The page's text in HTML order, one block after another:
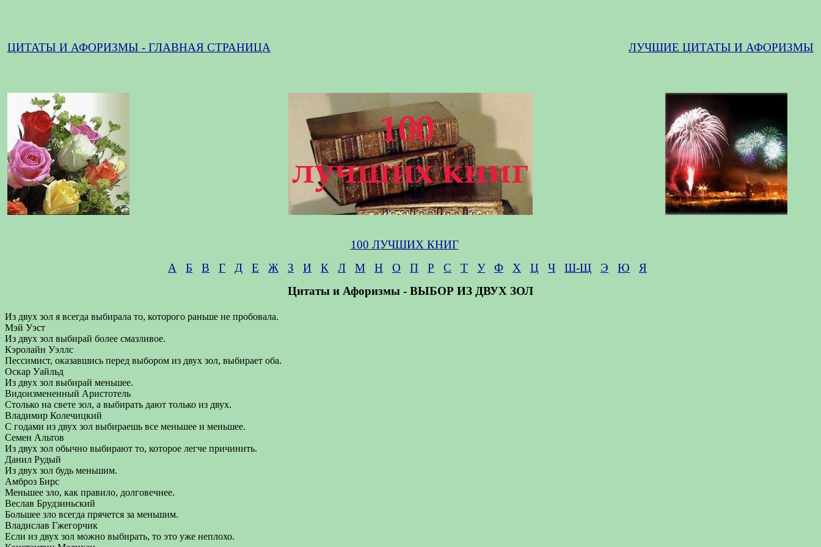
ЦИТАТЫ И АФОРИЗМЫ - ГЛАВНАЯ СТРАНИЦА ЛУЧШИЕ ЦИТАТЫ И АФОРИЗМЫ
100 ЛУЧШИХ КНИГ
А
Б В Г Д Е Ж З И К Л М Н О П Р С Т У Ф Х Ц Ч Ш-Щ Э Ю
Я
Цитаты и Афоризмы - ВЫБОР ИЗ ДВУХ ЗОЛ
Из двух зол я всегда выбирала то, которого раньше не пробовала.
Мэй Уэст
Из двух зол выбирай более смазливое.
Кэролайн Уэллс
Пессимист, оказавшись перед выбором из двух зол, выбирает оба.
Оскар Уайльд
Из двух зол выбирай меньшее.
Видоизмененный Аристотель
Столько на свете зол, а выбирать дают только из двух.
Владимир Колечицкий
С годами из двух зол выбираешь все меньшее и меньшее.
Семен Альтов
Из двух зол обычно выбирают то, которое легче причинить.
Данил Рудый
Из двух зол будь меньшим.
Амброз Бирс
Меньшее зло, как правило, долговечнее.
Веслав Брудзиньский
Большее зло всегда прячется за меньшим.
Владислав Гжегорчик
Если из двух зол можно выбирать, то это уже неплохо.